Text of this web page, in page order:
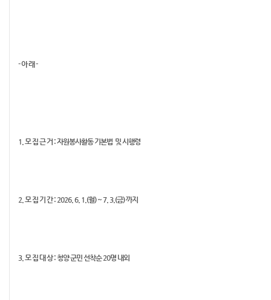
- 아 래 -
1. 모 집 근 거 : 자원봉사활동 기본법 및 시행령
2. 모 집 기 간 : 2026. 6. 1.(월) ~ 7. 3.(금) 까지
3. 모 집 대 상 : 청양 군민 선착순 20명 내외